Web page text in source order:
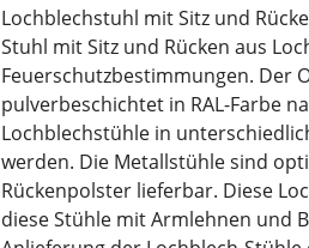
Lochblechstuhl mit Sitz und
Stuhl mit Sitz und Rücken aus
Feuerschutzbestimmungen. Der
pulverbeschichtet in RAL-Farbe
Lochblechstühle in
werden. Die Metallstühle sind
Rückenpolster lieferbar. Diese
diese Stühle mit Armlehnen und